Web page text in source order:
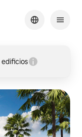
edificios